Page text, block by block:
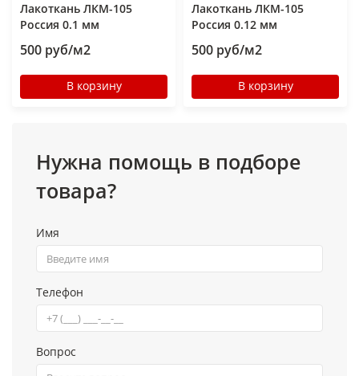
Лакоткань ЛКМ-105
Россия 0.1 мм
500 руб/м2
В корзину
Лакоткань ЛКМ-105
Россия 0.12 мм
500 руб/м2
В корзину
Нужна помощь в подборе
товара?
Имя
Телефон
Вопрос